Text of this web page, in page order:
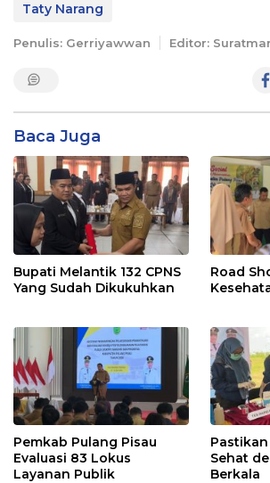
Taty Narang
Penulis: Gerriyawwan Editor:
Baca Juga
Bupati Melantik 132 CPNS
Yang Sudah Dikukuhkan
Road
Pemkab Pulang Pisau
Evaluasi 83 Lokus
Layanan Publik
Sehat
Berkala